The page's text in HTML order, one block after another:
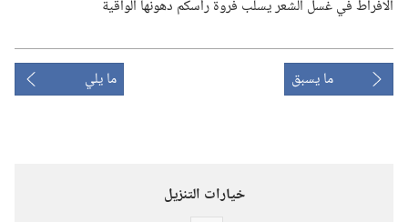
الافراط في غسل الشعر يسلب فروة رأسكم دهونها الواقية
ما يسبق ما يلي
خيارات التنزيل